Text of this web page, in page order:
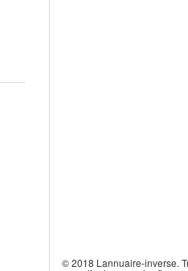
© 2018 Lannuaire-inverse.